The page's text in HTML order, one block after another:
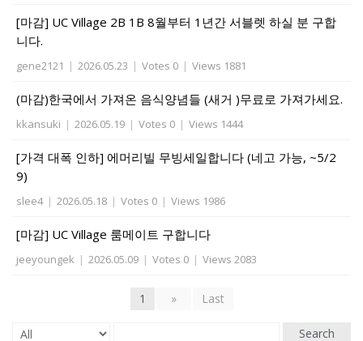
[마감] UC Village 2B 1B 8월부터 1년간 서블렛 하실 분 구합
니다.
gene2121 | 2026.05.23 | Votes 0 | Views 1881
(마감)한국에서 가져온 음식양념들 (새거 )무료로 가져가세요.
kkansuki | 2026.05.19 | Votes 0 | Views 1444
[가격 대폭 인하] 에머리빌 무빙세일합니다 (네고 가능, ~5/2
9)
slee4 | 2026.05.18 | Votes 0 | Views 1986
[마감] UC Village 룸메이트 구합니다
jeeyoungek | 2026.05.09 | Votes 0 | Views 2083
1 » Last
Search